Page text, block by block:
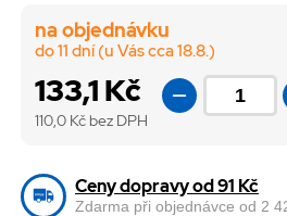
133,1 Kč
110,0 Kč bez DPH
na objednávku
do 11 dní (u Vás cca 18.8.)
Ceny dopravy od 91 Kč
Zdarma při objednávce od 2